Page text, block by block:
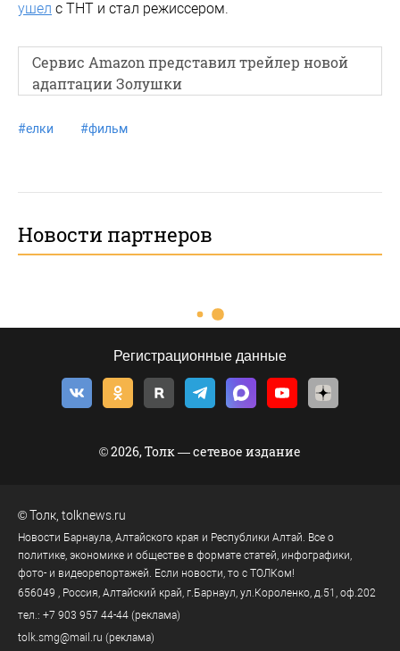
ушел с ТНТ и стал режиссером.
Сервис Amazon представил трейлер новой
адаптации Золушки
#елки #фильм
Новости партнеров
Регистрационные данные
© 2026, Толк — сетевое издание
©Толк tolknews.ru
Новости Барнаула, Алтайского края и Республики Алтай. Все о
политике, экономике и обществе в формате статей, инфографики,
фото- и видеорепортажей. Если новости, то с ТОЛКом!
656049 , Россия, Алтайский край, г.Барнаул, ул.Короленко, д.51, оф.202
тел.: +7 903 957 44-44 (реклама)
tolk.smg@mail.ru (реклама)